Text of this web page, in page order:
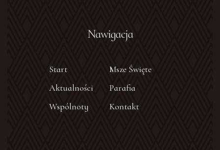
Nawigacja
Start
Msze Święte
Aktualności
Parafia
Wspólnoty
Kontakt